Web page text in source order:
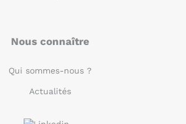
Nous connaître
Qui sommes-nous ?
Actualités